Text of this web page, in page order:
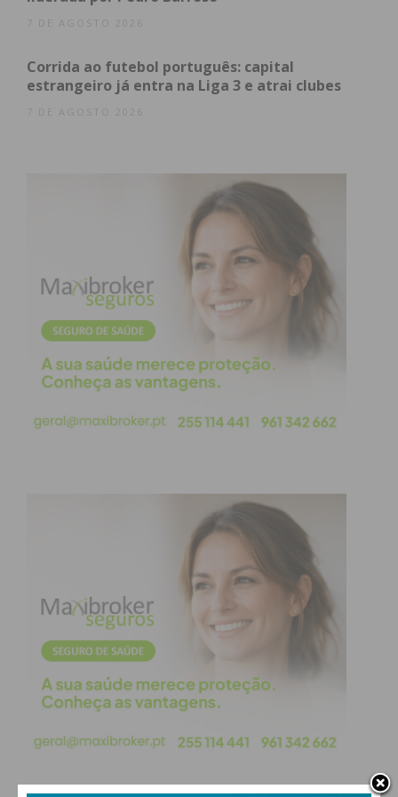
“Há cerca de duas semanas, vários órgãos de
(AdPF), uma quantia bem superior a três milhões de
Esta condenação do Município de Paços de Ferreira,
pelo Tribunal Arbitral, ficou a dever-se à decisão do
Presidente da Câmara Municipal, Dr. Humberto
Brito, de alterar de forma populista, irresponsável
e ilegal o tarifário da água e saneamento, em maio
de 2017, a quatro meses das eleições autárquicas,
como todas as pessoas se lembrarão.
De acordo com a referida sentença, o Município de
mais setenta milhões de euros (€70.000.000,00),
como consequência daquela decisão ilegal.
Todos se lembrarão dos factos.
A) Em 2015, o Dr. Humberto Brito negociou e
estabeleceu um acordo com a concessionária
Águas de Paços de Ferreira que resultou num
Memorando de Entendimento em que obrigou a
Câmara Municipal a pagar 50 milhões de euros.
Porém, como já se sabia, mas que agora ficou claro
acordo e nunca o terá cumprido.
7 DE AGOSTO 2026
Corrida ao futebol português: capital
estrangeiro já entra na Liga 3 e atrai clubes
7 DE AGOSTO 2026